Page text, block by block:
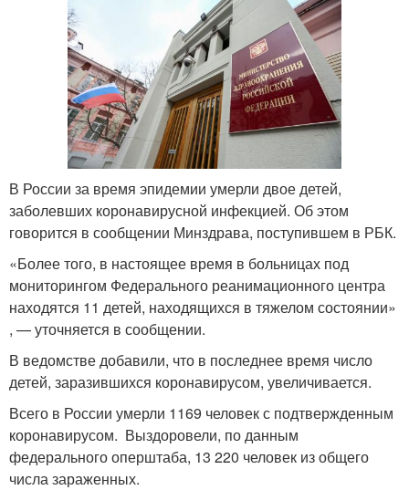
В России за время эпидемии умерли двое детей,
заболевших коронавирусной инфекцией. Об этом
говорится в сообщении Минздрава, поступившем в РБК.
«Более того, в настоящее время в больницах под
мониторингом Федерального реанимационного центра
находятся 11 детей, находящихся в тяжелом состоянии»
, — уточняется в сообщении.
В ведомстве добавили, что в последнее время число
детей, заразившихся коронавирусом, увеличивается.
Всего в России умерли 1169 человек с подтвержденным
коронавирусом. Выздоровели, по данным
федерального оперштаба, 13 220 человек из общего
числа зараженных.